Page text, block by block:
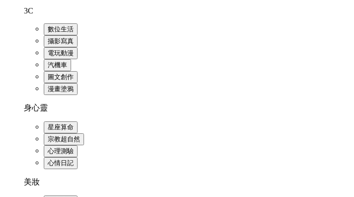
3C
數位生活
攝影寫真
電玩動漫
汽機車
圖文創作
漫畫塗鴉
身心靈
星座算命
宗教超自然
心理測驗
心情日記
美妝